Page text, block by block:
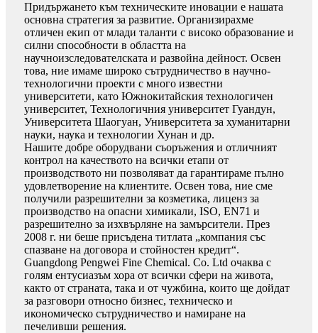
Придържането към техническите иновации е нашата
основна стратегия за развитие. Организирахме
отличен екип от млади таланти с високо образование и
силни способности в областта на
научноизследователската и развойна дейност. Освен
това, ние имаме широко сътрудничество в научно-
технологични проекти с много известни
университети, като Южнокитайския технологичен
университет, Технологичния университет Гуандун,
Университета Шаогуан, Университета за хуманитарни
науки, наука и технологии Хунан и др.
Нашите добре оборудвани съоръжения и отличният
контрол на качеството на всички етапи от
производството ни позволяват да гарантираме пълно
удовлетворение на клиентите. Освен това, ние сме
получили разрешителни за козметика, лиценз за
производство на опасни химикали, ISO, EN71 и
разрешително за изхвърляне на замърсители. През
2008 г. ни беше присъдена титлата „компания със
спазване на договора и стойностен кредит“.
Guangdong Pengwei Fine Chemical. Co. Ltd очаква с
голям ентусиазъм хора от всички сфери на живота,
както от страната, така и от чужбина, които ще дойдат
за разговори относно бизнес, техническо и
икономическо сътрудничество и намиране на
печеливши решения.